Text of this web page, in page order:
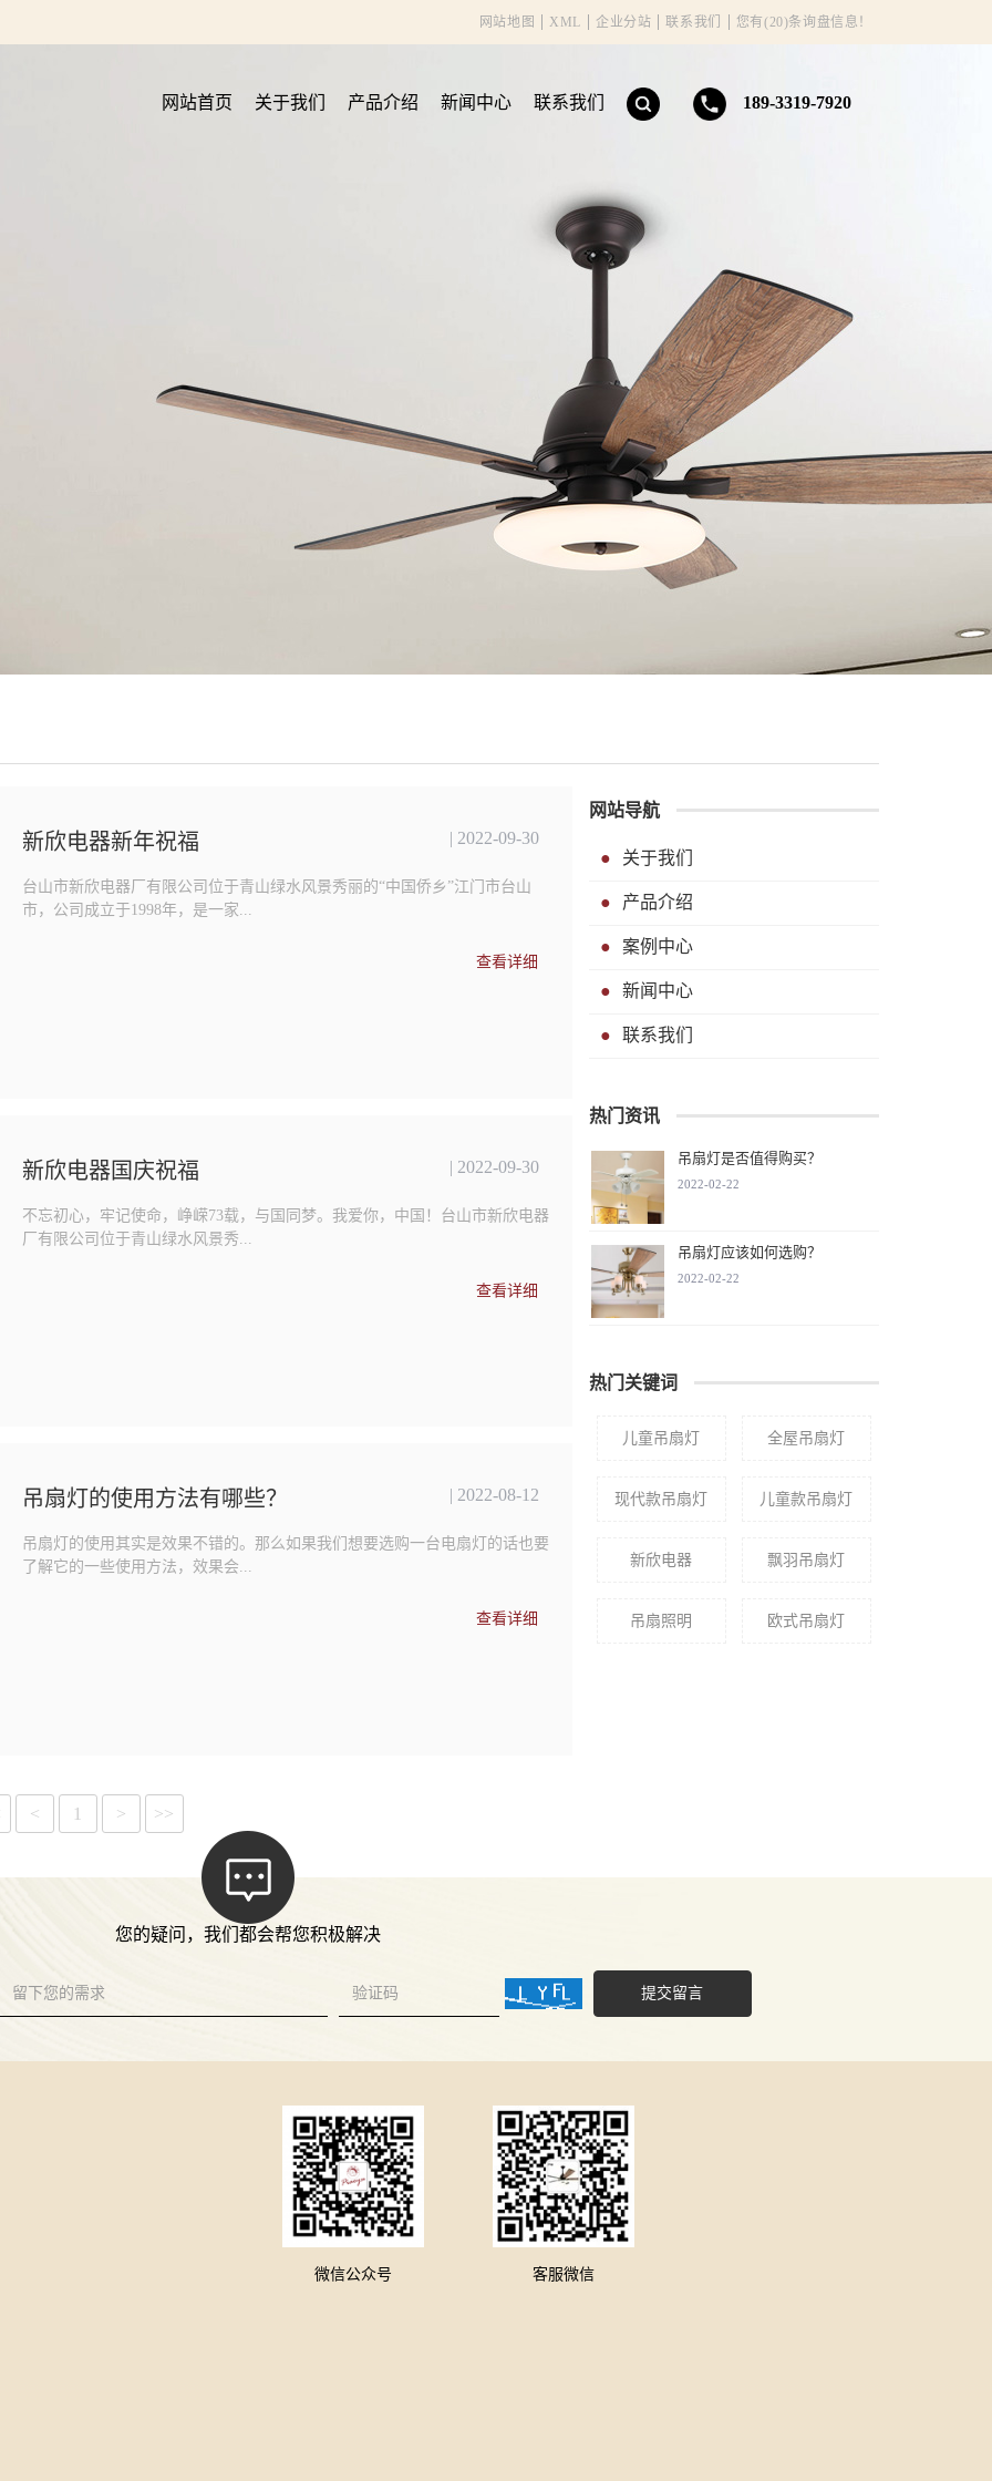
网站地图 XML 企业分站 联系我们 您有(20)条询盘信息！
网站首页 关于我们 产品介绍 新闻中心 联系我们 189-3319-7920
| 2022-09-30
新欣电器新年祝福
台山市新欣电器厂有限公司位于青山绿水风景秀丽的“中国侨乡”江门市台山
市，公司成立于1998年，是一家...
查看详细
| 2022-09-30
新欣电器国庆祝福
不忘初心，牢记使命，峥嵘73载，与国同梦。我爱你，中国！台山市新欣电器
厂有限公司位于青山绿水风景秀...
查看详细
| 2022-08-12
吊扇灯的使用方法有哪些？
吊扇灯的使用其实是效果不错的。那么如果我们想要选购一台电扇灯的话也要
了解它的一些使用方法，效果会...
查看详细
< 1 > >>
网站导航
关于我们
产品介绍
案例中心
新闻中心
联系我们
热门资讯
吊扇灯是否值得购买？
2022-02-22
吊扇灯应该如何选购？
2022-02-22
热门关键词
儿童吊扇灯 全屋吊扇灯
现代款吊扇灯 儿童款吊扇灯
新欣电器 飘羽吊扇灯
吊扇照明 ​欧式吊扇灯
您的疑问，我们都会帮您积极解决
提交留言
微信公众号 客服微信